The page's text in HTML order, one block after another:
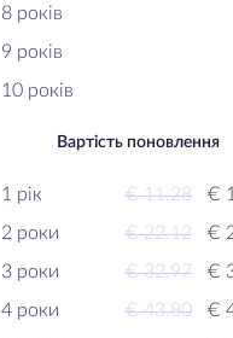
8 років
9 років
10 років
Вартість поновлення
1 рік € 11.28
€
2 роки
€ 22.12
€
3 роки
€ 32.97
€
4 роки
€ 43.80
€